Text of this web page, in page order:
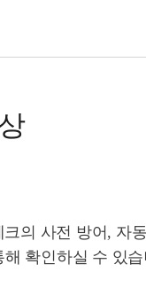
의 사전 방어, 자
확인하실 수 있